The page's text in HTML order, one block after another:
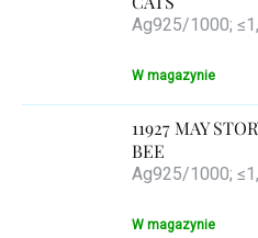
Ag925/1000;
W magazynie
11927 MAY
BEE
Ag925/1000;
W magazynie